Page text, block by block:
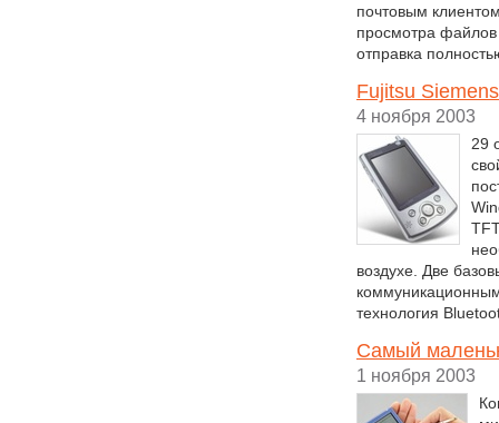
почтовым
просмотра
отправка
Fujitsu
4 ноября 2003
29
воздухе. Две
технология
Самый
1 ноября 2003